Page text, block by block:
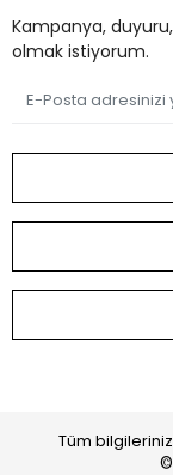
Kampanya,
olmak istiyorum.
Tüm